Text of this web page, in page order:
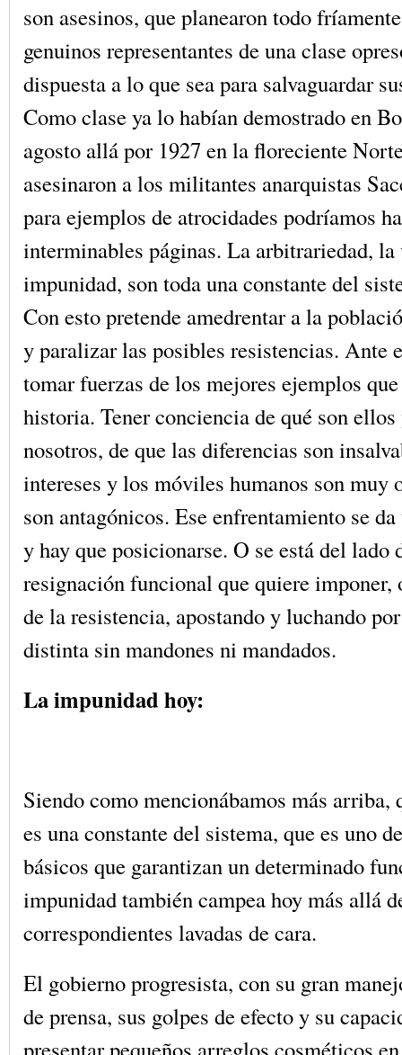
son asesinos, que planearon todo
genuinos representantes de una clase
dispuesta a lo que sea para salvaguardar
Como clase ya lo habían demostrado en
agosto allá por 1927 en la floreciente
asesinaron a los militantes anarquistas
para ejemplos de atrocidades podríamos
interminables páginas. La arbitrariedad,
impunidad, son toda una constante del
Con esto pretende amedrentar a la
y paralizar las posibles resistencias. Ante
tomar fuerzas de los mejores ejemplos
historia. Tener conciencia de qué son
nosotros, de que las diferencias son
intereses y los móviles humanos son muy
son antagónicos. Ese enfrentamiento se
y hay que posicionarse. O se está del lado
resignación funcional que quiere imponer,
de la resistencia, apostando y luchando
distinta sin mandones ni mandados.
La impunidad hoy:
Siendo como mencionábamos más arriba,
es una constante del sistema, que es uno
básicos que garantizan un determinado
impunidad también campea hoy más allá
correspondientes lavadas de cara.
El gobierno progresista, con su gran
de prensa, sus golpes de efecto y su
presentar pequeños arreglos cosméticos